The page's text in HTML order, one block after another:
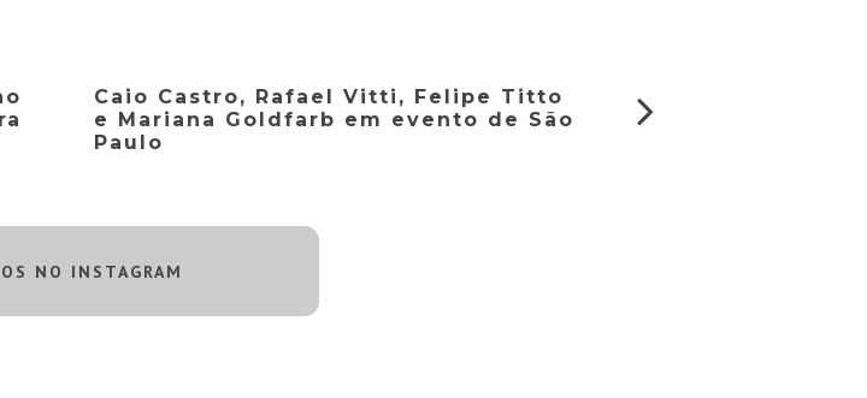
Caio Castro, Rafael Vitti, Felipe Titto
e Mariana Goldfarb em evento de São
Paulo
NO INSTAGRAM